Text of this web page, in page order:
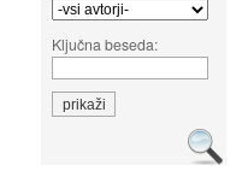
Ključna beseda: